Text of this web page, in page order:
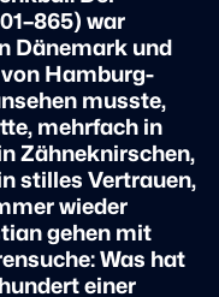
war
Dänemark und
Hamburg-
musste,
mehrfach in
Zähneknirschen,
stilles Vertrauen,
wieder
gehen mit
Was hat
einer